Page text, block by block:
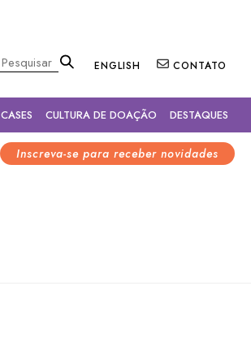
ENGLISH CONTATO
CASES CULTURA DE DOAÇÃO DESTAQUES
Inscreva-se para receber novidades